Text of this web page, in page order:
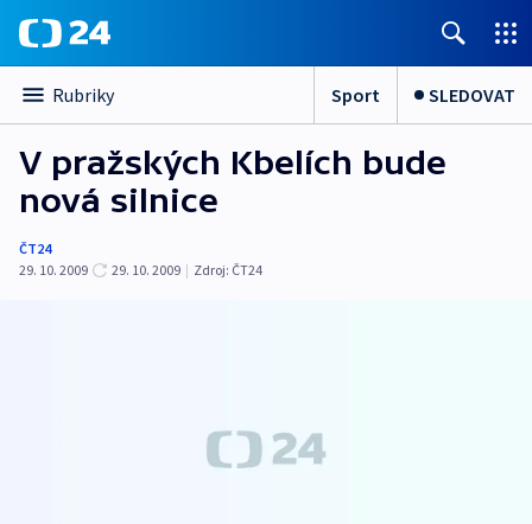
Rubriky Sport SLEDOVAT
V pražských Kbelích bude
nová silnice
ČT24
29. 10. 2009
29. 10. 2009 | Zdroj: ČT24